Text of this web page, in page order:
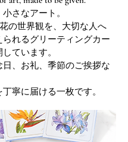
さなアート。
の世界観を、大切な人へ
れるグリーティングカー
ています。
、お礼、季節のご挨拶な
寧に届ける一枚です。